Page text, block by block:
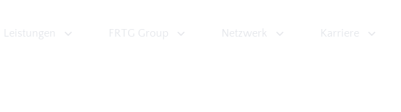
Leistungen FRTG Group Netzwerk Karriere